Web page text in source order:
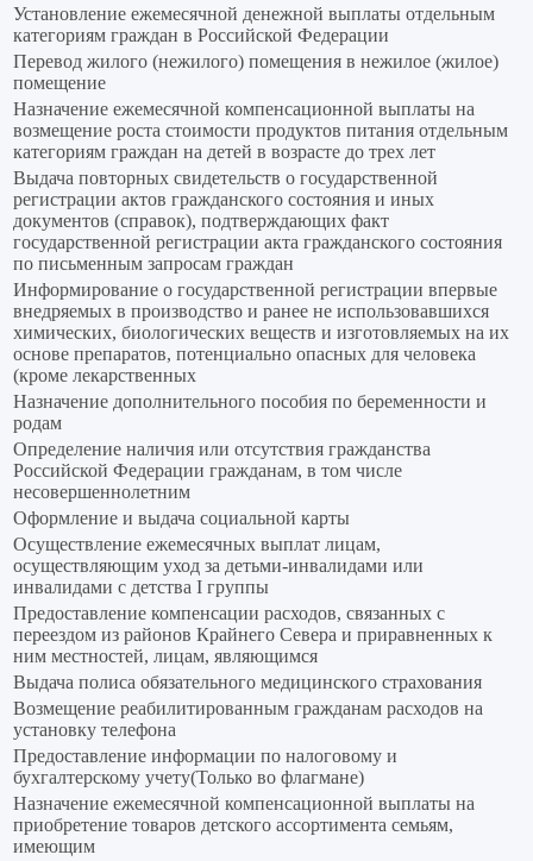
Установление ежемесячной денежной выплаты отдельным
категориям граждан в Российской Федерации
Перевод жилого (нежилого) помещения в нежилое (жилое)
помещение
Назначение ежемесячной компенсационной выплаты на
возмещение роста стоимости продуктов питания отдельным
категориям граждан на детей в возрасте до трех лет
Выдача повторных свидетельств о государственной
регистрации актов гражданского состояния и иных
документов (справок), подтверждающих факт
государственной регистрации акта гражданского состояния
по письменным запросам граждан
Информирование о государственной регистрации впервые
внедряемых в производство и ранее не использовавшихся
химических, биологических веществ и изготовляемых на их
основе препаратов, потенциально опасных для человека
(кроме лекарственных
Назначение дополнительного пособия по беременности и
родам
Определение наличия или отсутствия гражданства
Российской Федерации гражданам, в том числе
несовершеннолетним
Оформление и выдача социальной карты
Осуществление ежемесячных выплат лицам,
осуществляющим уход за детьми-инвалидами или
инвалидами с детства I группы
Предоставление компенсации расходов, связанных с
переездом из районов Крайнего Севера и приравненных к
ним местностей, лицам, являющимся
Выдача полиса обязательного медицинского страхования
Возмещение реабилитированным гражданам расходов на
установку телефона
Предоставление информации по налоговому и
бухгалтерскому учету(Только во флагмане)
Назначение ежемесячной компенсационной выплаты на
приобретение товаров детского ассортимента семьям,
имеющим